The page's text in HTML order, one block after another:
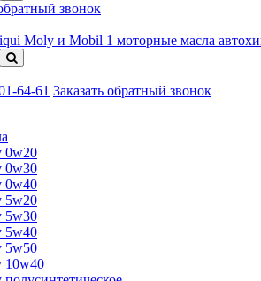
звонок
моторные масла
64-61 Заказать обратный звонок
0w20
0w30
0w40
5w20
5w30
5w40
5w50
10w40